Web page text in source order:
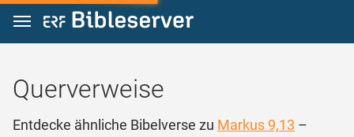
Zum Inhalt springen
Querverweise
Entdecke ähnliche Bibelverse zu Markus 9,13 –